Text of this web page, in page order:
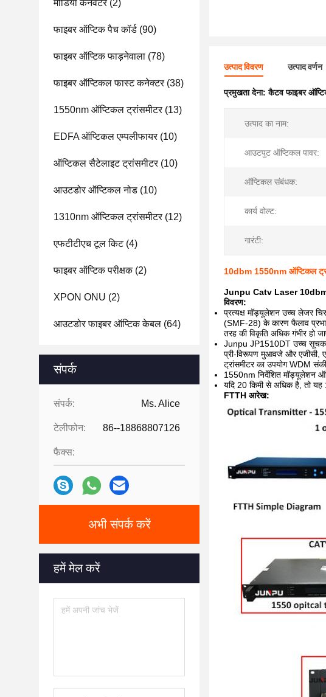
मीडिया कनवर्टर(2)
फाइबर ऑप्टिक पैच कॉर्ड (90)
फाइबर ऑप्टिक फाड़नेवाला (78)
फाइबर ऑप्टिकल फास्ट कनेक्टर(38)
1550nm ऑप्टिकल ट्रांसमीटर(13)
EDFA ऑप्टिकल एम्पलीफायर(10)
ऑप्टिकल सैटेलाइट ट्रांसमीटर(10)
आउटडोर ऑप्टिकल नोड (10)
1310nm ऑप्टिकल ट्रांसमीटर(12)
एफटीटीएच टूल किट(4)
फाइबर ऑप्टिक परीक्षक(2)
XPON ONU (2)
आउटडोर फाइबर ऑप्टिक केबल (64)
संपर्क
संपर्क: Ms. Alice
टेलीफोन: 86--18868807126
फैक्स:
अभी संपर्क करें
हमें मेल करें
उत्पाद विवरण उत्पाद वर्णन
प्रमुखता देना:कैटव फाइबर
उत्पाद का नाम:
आउटपुट ऑप्टिकल पावर:
ऑप्टिकल संबंधक:
कार्य वोल्ट:
गारंटी:
10dbm 1550nm ऑप्टिकल
Junpu Catv Laser 10dbm
विवरण:
प्रत्यक्ष मॉड्यूलेशन उच्च लेजर
(SMF-28) के कारण फैलाव
तरह की विकृति अधिक गंभीर हो
Junpu JP1510DT उच्च
प्री-विरूपण मुआवजे और एजीसी,
ट्रांसमीटर का उपयोग WDM
1550nm निर्देशित मॉड्यूलेशन
यदि 20 किमी से अधिक है, तो
FTTH आरेख: